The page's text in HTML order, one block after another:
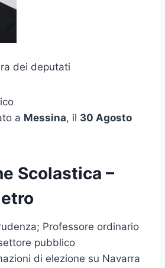
dei deputati
a Messina, il 30 Agosto
Scolastica –
Professore ordinario
pubblico
di elezione su Navarra